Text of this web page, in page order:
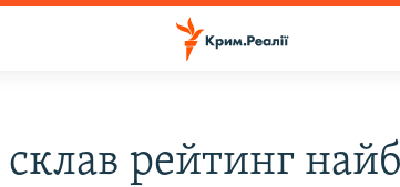
склав рейтинг